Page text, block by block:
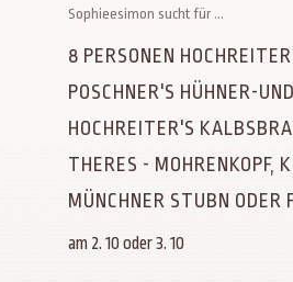
Sophieesimon sucht für ...
8 PERSONEN
POSCHNER'S HÜHNER-
HOCHREITER'S
THERES - MOHRENKOPF,
MÜNCHNER STUBN ODER
am 2. 10 oder 3. 10